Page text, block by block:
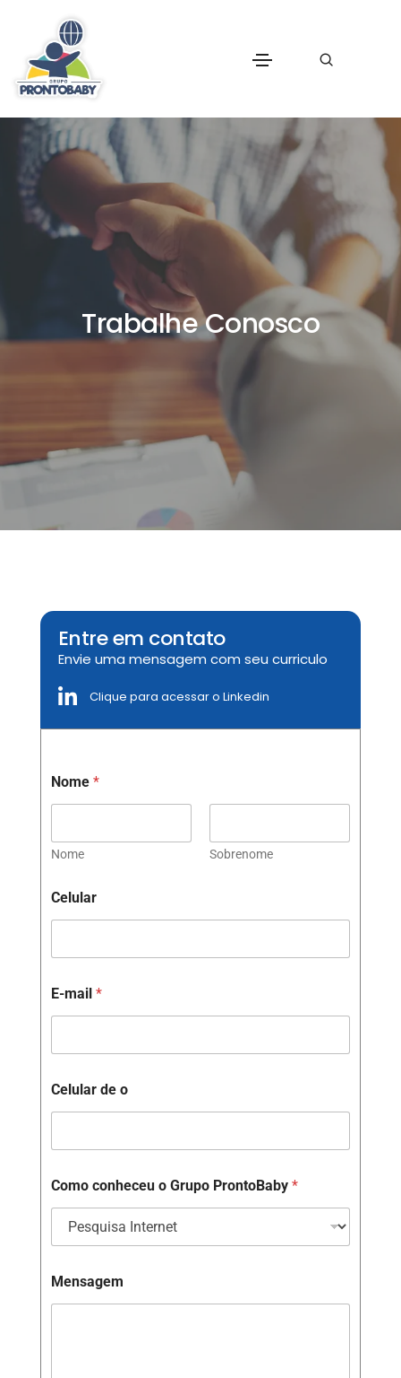
Trabalhe Conosco
Entre em contato
Envie uma mensagem com seu curriculo
Clique para acessar o Linkedin
Nome *
Nome Sobrenome
Celular
E-mail *
Celular de o
Como conheceu o Grupo ProntoBaby *
Mensagem